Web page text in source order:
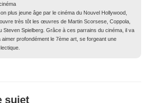
plus jeune âge par le cinéma du Nouvel Hollywood,
très tôt les œuvres de Martin Scorsese, Coppola,
Steven Spielberg. Grâce à ces parrains du cinéma, il va
aimer profondément le 7ème art, se forgeant une
sujet